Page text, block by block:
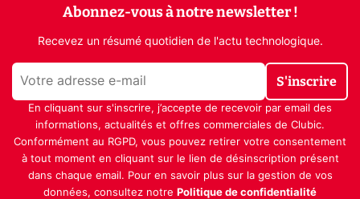
Abonnez-vous à notre newsletter !
Recevez un résumé quotidien de l'actu technologique.
S'inscrire
En cliquant sur s'inscrire, j’accepte de recevoir par email des
informations, actualités et offres commerciales de Clubic.
Conformément au RGPD, vous pouvez retirer votre consentement
à tout moment en cliquant sur le lien de désinscription présent
dans chaque email. Pour en savoir plus sur la gestion de vos
données, consultez notre Politique de confidentialité